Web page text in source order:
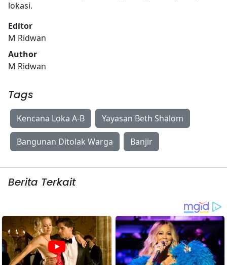
lokasi.
Editor
M Ridwan
Author
M Ridwan
Tags
Kencana Loka A-B Yayasan Beth Shalom
Bangunan Ditolak Warga Banjir
Berita Terkait